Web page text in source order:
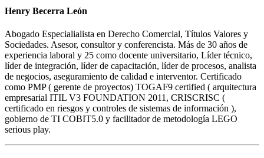
Henry Becerra León
Abogado Especialialista en Derecho Comercial, Títulos Valores y
Sociedades. Asesor, consultor y conferencista. Más de 30 años de
experiencia laboral y 25 como docente universitario, Líder técnico,
líder de integración, líder de capacitación, líder de procesos, analista
de negocios, aseguramiento de calidad e interventor. Certificado
como PMP ( gerente de proyectos) TOGAF9 certified ( arquitectura
empresarial ITIL V3 FOUNDATION 2011, CRISCRISC (
certificado en riesgos y controles de sistemas de información ),
gobierno de TI COBIT5.0 y facilitador de metodología LEGO
serious play.